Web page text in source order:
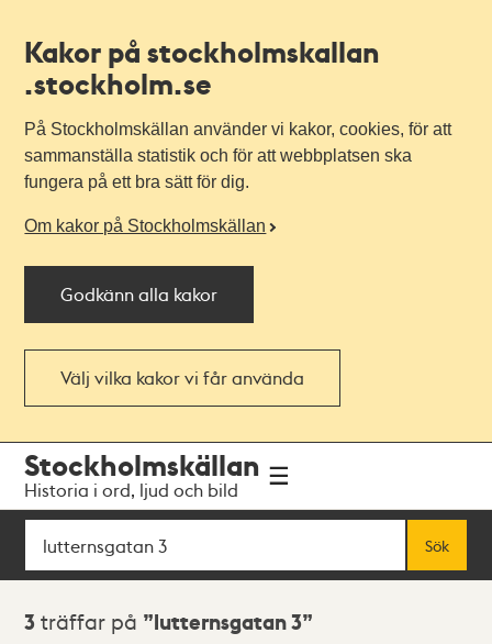
Kakor på stockholmskallan
.stockholm.se
På Stockholmskällan använder vi kakor, cookies, för att
sammanställa statistik och för att webbplatsen ska
fungera på ett bra sätt för dig.
Om kakor på Stockholmskällan
Godkänn alla kakor
Välj vilka kakor vi får använda
navigationen
huvudinnehållet
Stockholmskällan
Historia i ord, ljud och bild
Sök
Sök
Sökresultat
3 träffar på lutternsgatan 3